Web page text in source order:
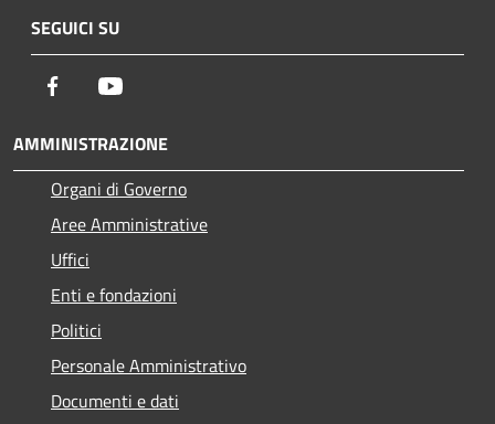
SEGUICI SU
Facebook
AMMINISTRAZIONE
Organi di Governo
Aree Amministrative
Uffici
Enti e fondazioni
Politici
Personale Amministrativo
Documenti e dati